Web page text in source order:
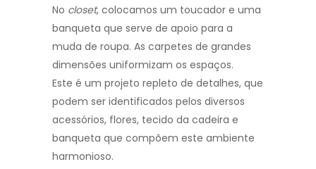
No closet, colocamos um toucador e uma
banqueta que serve de apoio para a
muda de roupa. As carpetes de grandes
dimensões uniformizam os espaços.
Este é um projeto repleto de detalhes, que
podem ser identificados pelos diversos
acessórios, flores, tecido da cadeira e
banqueta que compõem este ambiente
harmonioso.